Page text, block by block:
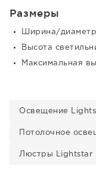
Размеры
Ширина/
Высота
Максимальная
Освещение
Потолочное
Люстры Lightstar